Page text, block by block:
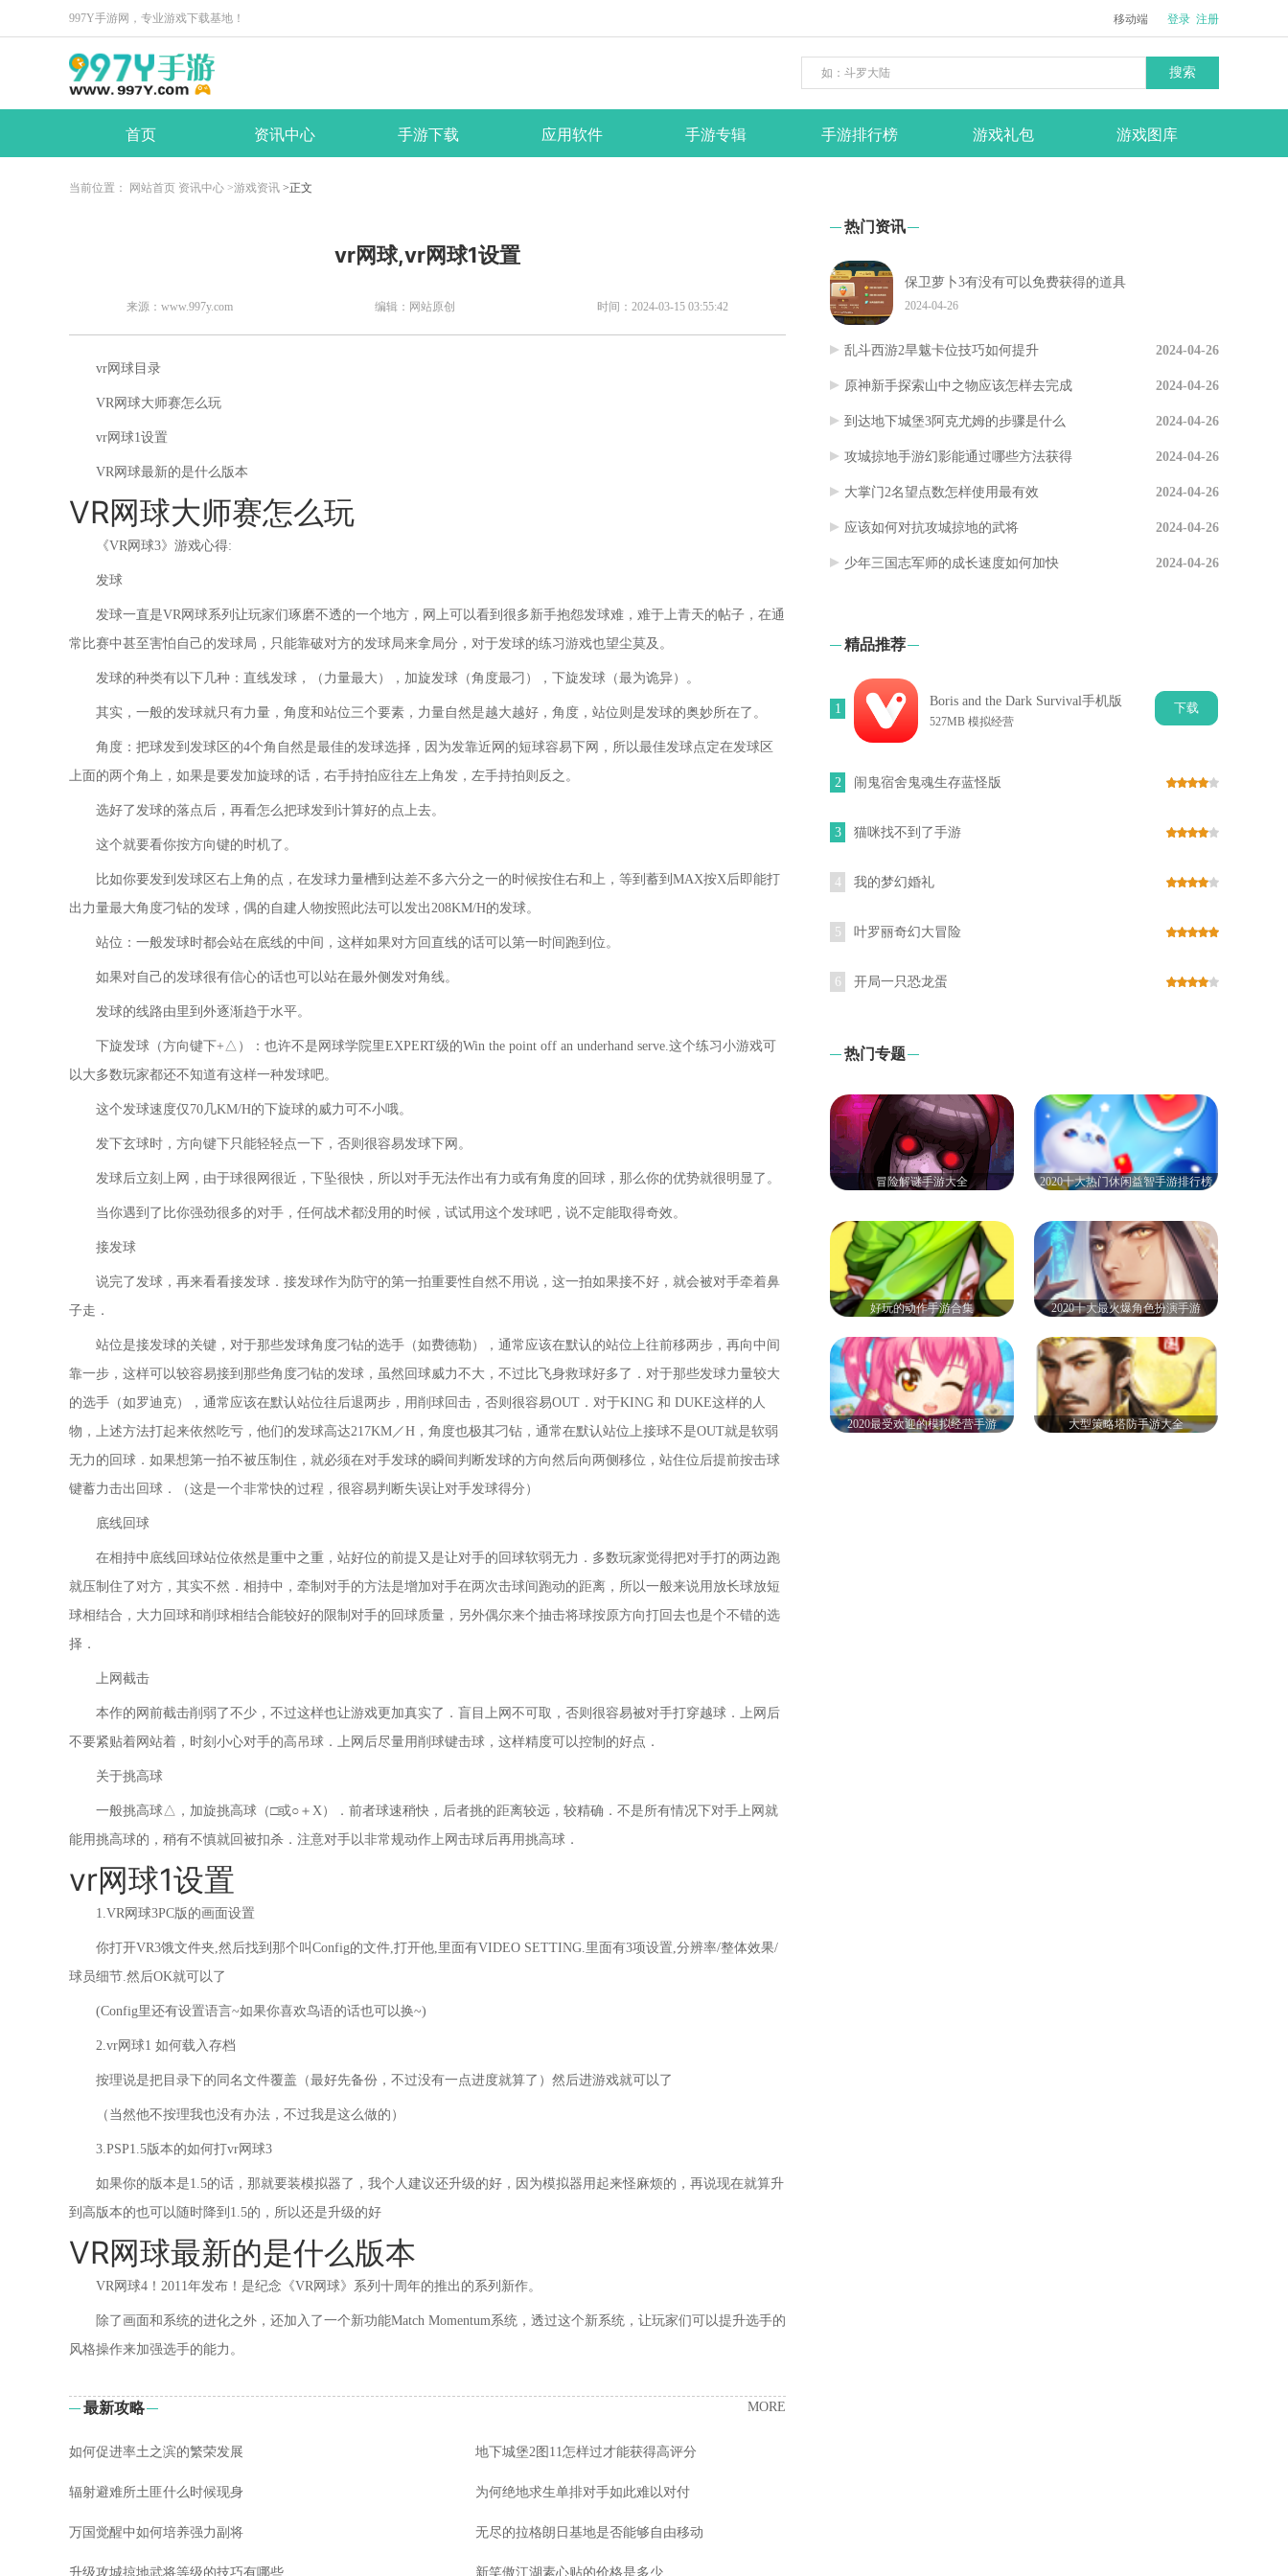
997Y手游网，专业游戏下载基地！ 移动端 登录 注册
搜索
首页 资讯中心 手游下载 应用软件 手游专辑 手游排行榜 游戏礼包 游戏图库
当前位置： 网站首页 资讯中心 >游戏资讯 >正文
​vr网球,vr网球1设置
来源：www.997y.com 编辑：网站原创 时间：2024-03-15 03:55:42
vr网球目录
VR网球大师赛怎么玩
vr网球1设置
VR网球最新的是什么版本
VR网球大师赛怎么玩
《VR网球3》游戏心得:
发球
发球一直是VR网球系列让玩家们琢磨不透的一个地方，网上可以看到很多新手抱怨发球难，难于上青天的帖子，在通
常比赛中甚至害怕自己的发球局，只能靠破对方的发球局来拿局分，对于发球的练习游戏也望尘莫及。
发球的种类有以下几种：直线发球，（力量最大），加旋发球（角度最刁），下旋发球（最为诡异）。
其实，一般的发球就只有力量，角度和站位三个要素，力量自然是越大越好，角度，站位则是发球的奥妙所在了。
角度：把球发到发球区的4个角自然是最佳的发球选择，因为发靠近网的短球容易下网，所以最佳发球点定在发球区
上面的两个角上，如果是要发加旋球的话，右手持拍应往左上角发，左手持拍则反之。
选好了发球的落点后，再看怎么把球发到计算好的点上去。
这个就要看你按方向键的时机了。
比如你要发到发球区右上角的点，在发球力量槽到达差不多六分之一的时候按住右和上，等到蓄到MAX按X后即能打
出力量最大角度刁钻的发球，偶的自建人物按照此法可以发出208KM/H的发球。
站位：一般发球时都会站在底线的中间，这样如果对方回直线的话可以第一时间跑到位。
如果对自己的发球很有信心的话也可以站在最外侧发对角线。
发球的线路由里到外逐渐趋于水平。
下旋发球（方向键下+△）：也许不是网球学院里EXPERT级的Win the point off an underhand serve.这个练习小游戏可
以大多数玩家都还不知道有这样一种发球吧。
这个发球速度仅70几KM/H的下旋球的威力可不小哦。
发下玄球时，方向键下只能轻轻点一下，否则很容易发球下网。
发球后立刻上网，由于球很网很近，下坠很快，所以对手无法作出有力或有角度的回球，那么你的优势就很明显了。
当你遇到了比你强劲很多的对手，任何战术都没用的时候，试试用这个发球吧，说不定能取得奇效。
接发球
说完了发球，再来看看接发球．接发球作为防守的第一拍重要性自然不用说，这一拍如果接不好，就会被对手牵着鼻
子走．
站位是接发球的关键，对于那些发球角度刁钻的选手（如费德勒），通常应该在默认的站位上往前移两步，再向中间
靠一步，这样可以较容易接到那些角度刁钻的发球，虽然回球威力不大，不过比飞身救球好多了．对于那些发球力量较大
的选手（如罗迪克），通常应该在默认站位往后退两步，用削球回击，否则很容易OUT．对于KING 和 DUKE这样的人
物，上述方法打起来依然吃亏，他们的发球高达217KM／H，角度也极其刁钻，通常在默认站位上接球不是OUT就是软弱
无力的回球．如果想第一拍不被压制住，就必须在对手发球的瞬间判断发球的方向然后向两侧移位，站住位后提前按击球
键蓄力击出回球．（这是一个非常快的过程，很容易判断失误让对手发球得分）
底线回球
在相持中底线回球站位依然是重中之重，站好位的前提又是让对手的回球软弱无力．多数玩家觉得把对手打的两边跑
就压制住了对方，其实不然．相持中，牵制对手的方法是增加对手在两次击球间跑动的距离，所以一般来说用放长球放短
球相结合，大力回球和削球相结合能较好的限制对手的回球质量，另外偶尔来个抽击将球按原方向打回去也是个不错的选
择．
上网截击
本作的网前截击削弱了不少，不过这样也让游戏更加真实了．盲目上网不可取，否则很容易被对手打穿越球．上网后
不要紧贴着网站着，时刻小心对手的高吊球．上网后尽量用削球键击球，这样精度可以控制的好点．
关于挑高球
一般挑高球△，加旋挑高球（□或○＋X）．前者球速稍快，后者挑的距离较远，较精确．不是所有情况下对手上网就
能用挑高球的，稍有不慎就回被扣杀．注意对手以非常规动作上网击球后再用挑高球．
vr网球1设置
1.VR网球3PC版的画面设置
你打开VR3饿文件夹,然后找到那个叫Config的文件,打开他,里面有VIDEO SETTING.里面有3项设置,分辨率/整体效果/
球员细节.然后OK就可以了
(Config里还有设置语言~如果你喜欢鸟语的话也可以换~)
2.vr网球1 如何载入存档
按理说是把目录下的同名文件覆盖（最好先备份，不过没有一点进度就算了）然后进游戏就可以了
（当然他不按理我也没有办法，不过我是这么做的）
3.PSP1.5版本的如何打vr网球3
如果你的版本是1.5的话，那就要装模拟器了，我个人建议还升级的好，因为模拟器用起来怪麻烦的，再说现在就算升
到高版本的也可以随时降到1.5的，所以还是升级的好
VR网球最新的是什么版本
VR网球4！2011年发布！是纪念《VR网球》系列十周年的推出的系列新作。
除了画面和系统的进化之外，还加入了一个新功能Match Momentum系统，透过这个新系统，让玩家们可以提升选手的
风格操作来加强选手的能力。
最新攻略 MORE
如何促进率土之滨的繁荣发展 地下城堡2图11怎样过才能获得高评分
辐射避难所土匪什么时候现身 为何绝地求生单排对手如此难以对付
万国觉醒中如何培养强力副将 无尽的拉格朗日基地是否能够自由移动
升级攻城掠地武将等级的技巧有哪些 新笑傲江湖素心贴的价格是多少
热门资讯
保卫萝卜3有没有可以免费获得的道具
2024-04-26
乱斗西游2旱魃卡位技巧如何提升 2024-04-26
原神新手探索山中之物应该怎样去完成 2024-04-26
到达地下城堡3阿克尤姆的步骤是什么 2024-04-26
攻城掠地手游幻影能通过哪些方法获得 2024-04-26
大掌门2名望点数怎样使用最有效 2024-04-26
应该如何对抗攻城掠地的武将 2024-04-26
少年三国志军师的成长速度如何加快 2024-04-26
精品推荐
1
Boris and the Dark Survival手机版
527MB 模拟经营
下载
2 闹鬼宿舍鬼魂生存蓝怪版
3 猫咪找不到了手游
4 我的梦幻婚礼
5 叶罗丽奇幻大冒险
6 开局一只恐龙蛋
热门专题
冒险解谜手游大全 2020十大热门休闲益智手游排行榜
好玩的动作手游合集 2020十大最火爆角色扮演手游
2020最受欢迎的模拟经营手游 大型策略塔防手游大全